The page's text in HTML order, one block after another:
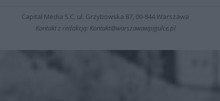
Capital Media S.C. ul. Grzybowska 87, 00-844 Warszawa
Kontakt z redakcją: Kontakt@warszawawpigulce.pl